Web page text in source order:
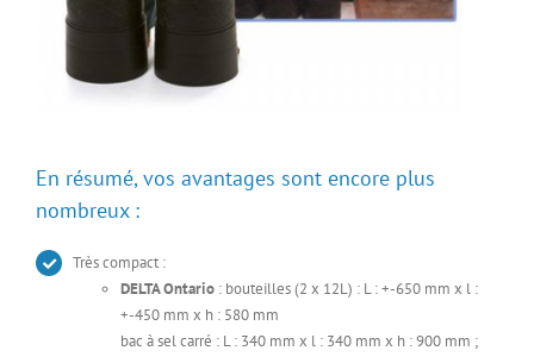
En résumé, vos avantages sont encore plus
nombreux :
Très compact :
DELTA Ontario : bouteilles (2 x 12L) : L : +-650 mm x l :
+-450 mm x h : 580 mm
bac à sel carré : L : 340 mm x l : 340 mm x h : 900 mm ;